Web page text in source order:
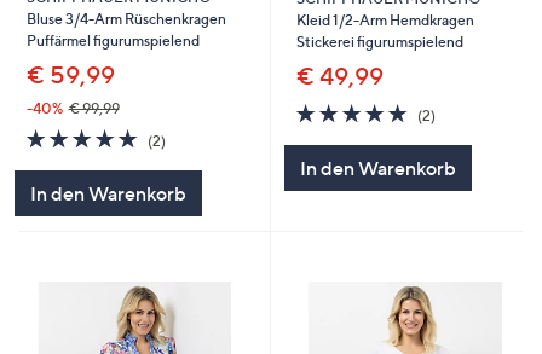
Bluse 3/4-Arm Rüschenkragen
Puffärmel figurumspielend
€ 59,99
-40% € 99,99
5.0
von
(2)
In den Warenkorb
Kleid 1/2-Arm Hemdkragen
Stickerei figurumspielend
€ 49,99
5.0
von
(2)
In den Warenkorb